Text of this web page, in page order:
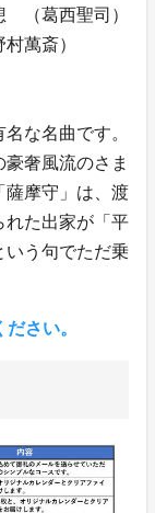
（葛西聖司）
萬斎）
な名曲です。
奢風流のさま
薩摩守」は、渡
れた出家が「平
いう句でただ乗
さい。